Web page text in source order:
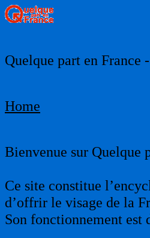
Quelque part en France
Home
Bienvenue sur Quelque
Ce site constitue
d’offrir le visage de la
Son fonctionnement est